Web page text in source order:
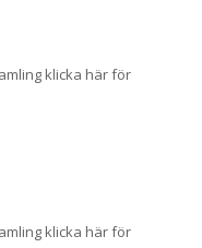
klicka här för
klicka här för